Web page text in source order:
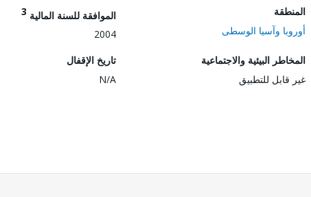
المنطقة
أوروبا وآسيا الوسطى
الموافقة للسنة المالية 3
2004
المخاطر البيئية والاجتماعية
غير قابل للتطبيق
تاريخ الإقفال
N/A